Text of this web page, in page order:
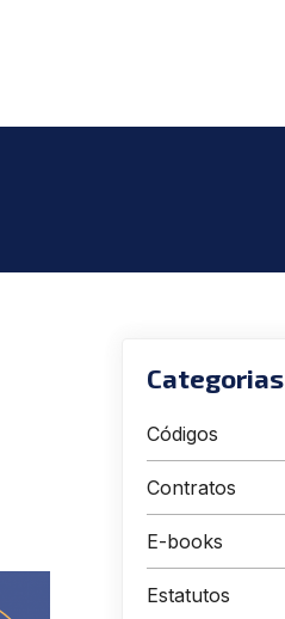
Categorias
Códigos
Contratos
E-books
Estatutos